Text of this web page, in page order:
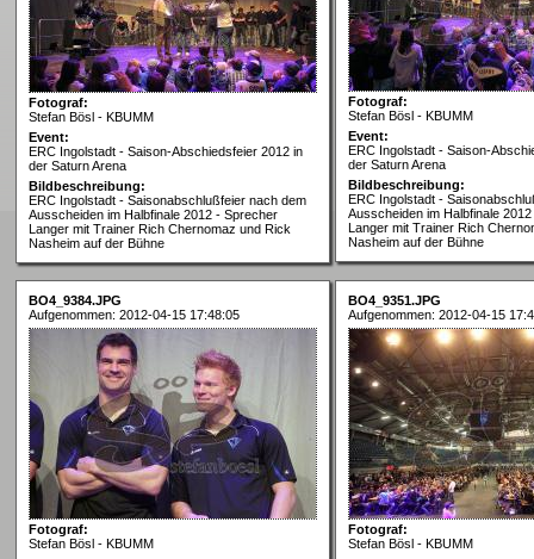
Fotograf:
Stefan Bösl - KBUMM
Event:
ERC Ingolstadt - Saison-Abschiedsfeier 2012 in
der Saturn Arena
Bildbeschreibung:
ERC Ingolstadt - Saisonabschlußfeier nach dem
Ausscheiden im Halbfinale 2012 - Sprecher
Langer mit Trainer Rich Chernomaz und Rick
Nasheim auf der Bühne
Fotograf:
Stefan Bösl - KBUMM
Event:
ERC Ingolstadt - Saison-
der Saturn Arena
Bildbeschreibung:
ERC Ingolstadt -
Ausscheiden im Halbfinale
Langer mit Trainer Rich
Nasheim auf der Bühne
BO4_9384.JPG
Aufgenommen: 2012-04-15 17:48:05
Fotograf:
Stefan Bösl - KBUMM
BO4_9351.JPG
Aufgenommen: 2012-04-15
Fotograf:
Stefan Bösl - KBUMM